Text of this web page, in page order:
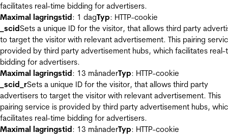
facilitates real-time bidding for advertisers.
Maximal lagringstid: 1 dagTyp: HTTP-cookie
_scidSets a unique ID for the visitor, that allows third party
to target the visitor with relevant advertisement. This pairing
provided by third party advertisement hubs, which facilitates real-
bidding for advertisers.
Maximal lagringstid: 13 månaderTyp: HTTP-cookie
_scid_rSets a unique ID for the visitor, that allows third party
advertisers to target the visitor with relevant advertisement. This
pairing service is provided by third party advertisement hubs,
facilitates real-time bidding for advertisers.
Maximal lagringstid: 13 månaderTyp: HTTP-cookie